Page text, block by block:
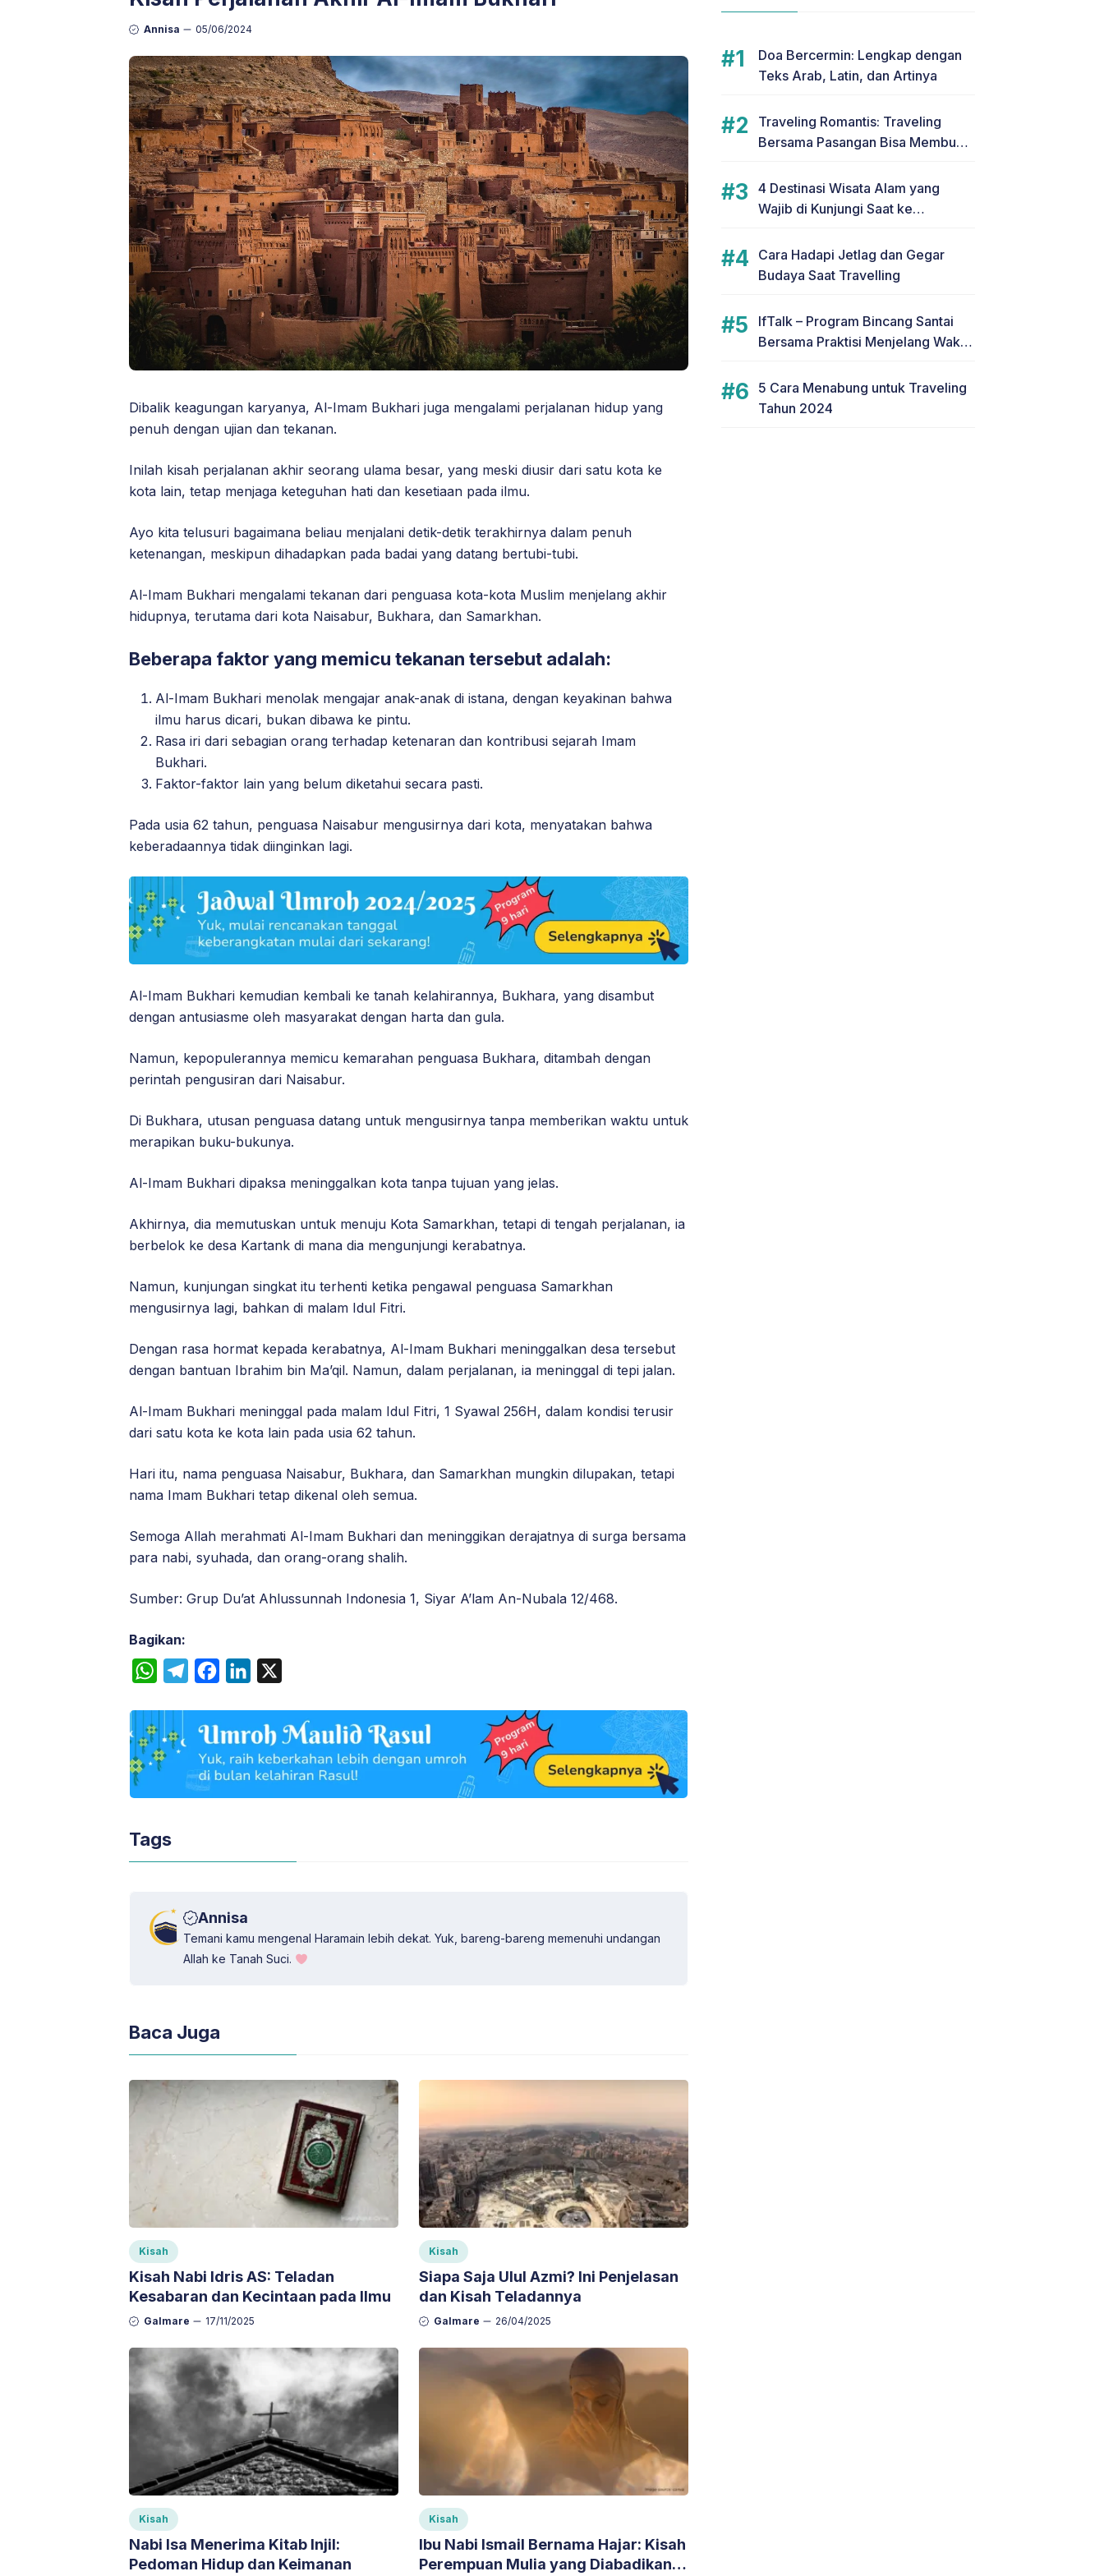
Annisa 05/06/2024
Dibalik keagungan karyanya, Al-Imam Bukhari juga mengalami perjalanan hidup yang
penuh dengan ujian dan tekanan.
Inilah kisah perjalanan akhir seorang ulama besar, yang meski diusir dari satu kota ke
kota lain, tetap menjaga keteguhan hati dan kesetiaan pada ilmu.
Ayo kita telusuri bagaimana beliau menjalani detik-detik terakhirnya dalam penuh
ketenangan, meskipun dihadapkan pada badai yang datang bertubi-tubi.
Al-Imam Bukhari mengalami tekanan dari penguasa kota-kota Muslim menjelang akhir
hidupnya, terutama dari kota Naisabur, Bukhara, dan Samarkhan.
Beberapa faktor yang memicu tekanan tersebut adalah:
Al-Imam Bukhari menolak mengajar anak-anak di istana, dengan keyakinan bahwa
ilmu harus dicari, bukan dibawa ke pintu.
Rasa iri dari sebagian orang terhadap ketenaran dan kontribusi sejarah Imam
Bukhari.
Faktor-faktor lain yang belum diketahui secara pasti.
Pada usia 62 tahun, penguasa Naisabur mengusirnya dari kota, menyatakan bahwa
keberadaannya tidak diinginkan lagi.
Al-Imam Bukhari kemudian kembali ke tanah kelahirannya, Bukhara, yang disambut
dengan antusiasme oleh masyarakat dengan harta dan gula.
Namun, kepopulerannya memicu kemarahan penguasa Bukhara, ditambah dengan
perintah pengusiran dari Naisabur.
Di Bukhara, utusan penguasa datang untuk mengusirnya tanpa memberikan waktu untuk
merapikan buku-bukunya.
Al-Imam Bukhari dipaksa meninggalkan kota tanpa tujuan yang jelas.
Akhirnya, dia memutuskan untuk menuju Kota Samarkhan, tetapi di tengah perjalanan, ia
berbelok ke desa Kartank di mana dia mengunjungi kerabatnya.
Namun, kunjungan singkat itu terhenti ketika pengawal penguasa Samarkhan
mengusirnya lagi, bahkan di malam Idul Fitri.
Dengan rasa hormat kepada kerabatnya, Al-Imam Bukhari meninggalkan desa tersebut
dengan bantuan Ibrahim bin Ma’qil. Namun, dalam perjalanan, ia meninggal di tepi jalan.
Al-Imam Bukhari meninggal pada malam Idul Fitri, 1 Syawal 256H, dalam kondisi terusir
dari satu kota ke kota lain pada usia 62 tahun.
Hari itu, nama penguasa Naisabur, Bukhara, dan Samarkhan mungkin dilupakan, tetapi
nama Imam Bukhari tetap dikenal oleh semua.
Semoga Allah merahmati Al-Imam Bukhari dan meninggikan derajatnya di surga bersama
para nabi, syuhada, dan orang-orang shalih.
Sumber: Grup Du’at Ahlussunnah Indonesia 1, Siyar A’lam An-Nubala 12/468.
Bagikan:
W
t
s
A
p
r
e
b
o
k
e
d
Tags
Annisa
Temani kamu mengenal Haramain lebih dekat. Yuk, bareng-bareng memenuhi undangan
Allah ke Tanah Suci.
Baca Juga
Kisah
Kisah Nabi Idris AS: Teladan
Kesabaran dan Kecintaan pada Ilmu
Galmare 17/11/2025
Kisah
Siapa Saja Ulul Azmi? Ini Penjelasan
dan Kisah Teladannya
Galmare 26/04/2025
Kisah
Nabi Isa Menerima Kitab Injil:
Pedoman Hidup dan Keimanan
Kisah
Ibu Nabi Ismail Bernama Hajar: Kisah
Perempuan Mulia yang Diabadikan
Doa Bercermin: Lengkap dengan
Teks Arab, Latin, dan Artinya
Traveling Romantis: Traveling
Bersama Pasangan Bisa Membuat
4 Destinasi Wisata Alam yang
Wajib di Kunjungi Saat ke
Cara Hadapi Jetlag dan Gegar
Budaya Saat Travelling
IfTalk – Program Bincang Santai
Bersama Praktisi Menjelang Waktu
5 Cara Menabung untuk Traveling
Tahun 2024